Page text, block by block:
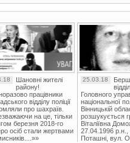
Шановні жителі
району!
працівники
відділу поліції
про шахраїв.
на це, тільки
березня 2018-го
осіб стали жертвами
25.03.18
Головного
національної
Вінницькій
розшукується
Віталіївна
27.04.1996 р.н.,
Поташні, вул.